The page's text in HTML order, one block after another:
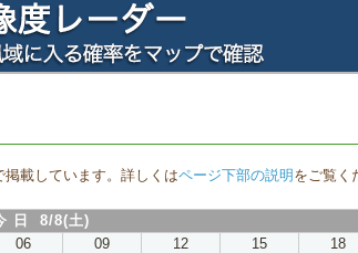
載しています。詳しくはページ下部の説明 をご覧く
日 8/8(土)
06 09 12 15 18